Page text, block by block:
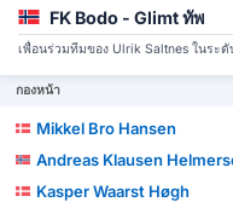
FK Bodo - Glimt ทัพ
เพื่อนร่วมทีมของ Ulrik Saltnes ในระดั
กองหน้า
Mikkel Bro Hansen
Andreas Klausen
Kasper Waarst Høgh